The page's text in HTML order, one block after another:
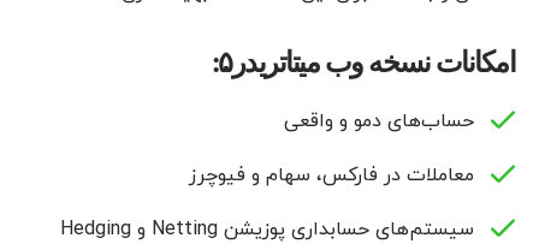
امکانات نسخه وب میتاتریدر۵:
حساب‌های دمو و واقعی
معاملات در فارکس، سهام و فیوچرز
سیستم‌های حسابداری پوزیشن Netting و Hedging